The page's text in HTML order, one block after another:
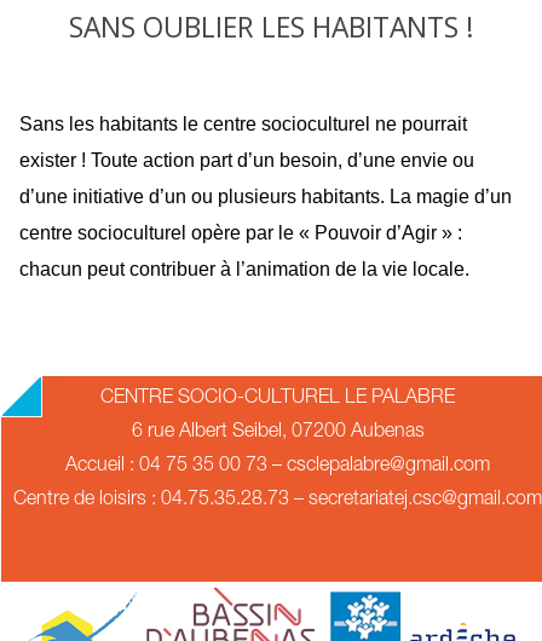
SANS OUBLIER LES HABITANTS !
Sans les habitants le centre socioculturel ne pourrait
exister ! Toute action part d’un besoin, d’une envie ou
d’une initiative d’un ou plusieurs habitants. La magie d’un
centre socioculturel opère par le « Pouvoir d’Agir » :
chacun peut contribuer à l’animation de la vie locale.
2019-
CENTRE SOCIO-CULTUREL LE PALABRE
6 rue Albert Seibel, 07200 Aubenas
Accueil : 04 75 35 00 73 – csclepalabre@gmail.com
Centre de loisirs : 04.75.35.28.73 – secretariatej.csc@gmail.com